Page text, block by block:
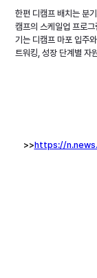
한편 디캠프 배치는 분
캠프의 스케일업 프로
기는 디캠프 마포 입주
트워킹, 성장 단계별 자
>>https://